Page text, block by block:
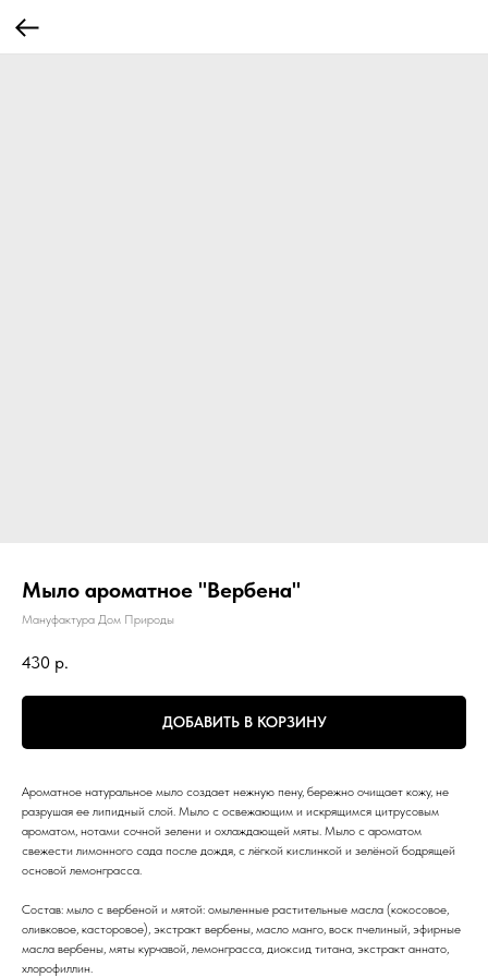
Мыло ароматное "Вербена"
Мануфактура Дом Природы
430 р.
ДОБАВИТЬ В КОРЗИНУ
Ароматное натуральное мыло создает нежную пену, бережно очищает кожу, не
разрушая ее липидный слой. Мыло с освежающим и искрящимся цитрусовым
ароматом, нотами сочной зелени и охлаждающей мяты. Мыло с ароматом
свежести лимонного сада после дождя, с лёгкой кислинкой и зелёной бодрящей
основой лемонграсса.
Состав: мыло с вербеной и мятой: омыленные растительные масла (кокосовое,
оливковое, касторовое), экстракт вербены, масло манго, воск пчелиный, эфирные
масла вербены, мяты курчавой, лемонграсса, диоксид титана, экстракт аннато,
хлорофиллин.